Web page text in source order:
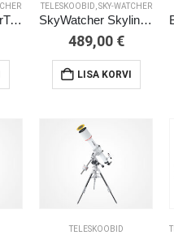
Sky-Watcher StarTravel-102 Az-Pronto
TELESKOOBID SKY-WATCHER
SkyWatcher Skyliner-200P Classic (Dob)
489,00 €
LISA KORVI
TELESKOOBID